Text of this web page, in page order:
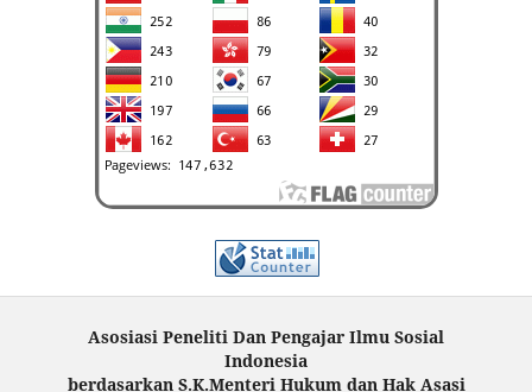
Asosiasi Peneliti Dan Pengajar Ilmu Sosial
Indonesia
berdasarkan S.K.Menteri Hukum dan Hak Asasi